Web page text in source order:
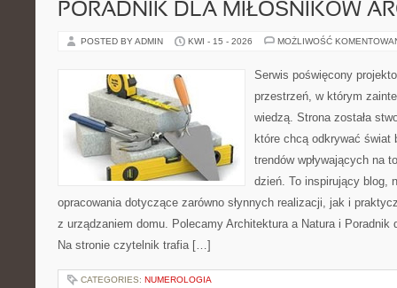
PORADNIK DLA MIŁOŚNIKÓW
POSTED BY ADMIN KWI - 15 - 2026 MOŻLIWOŚĆ
Serwis poświęcony
przestrzeń, w którym
wiedzą. Strona została
które chcą odkrywać świat
trendów wpływających na
dzień. To inspirujący blog,
opracowania dotyczące zarówno słynnych realizacji, jak i
z urządzaniem domu. Polecamy Architektura a Natura i Poradnik
Na stronie czytelnik trafia […]
CATEGORIES: NUMEROLOGIA